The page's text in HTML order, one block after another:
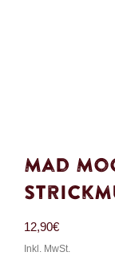
Mad
12,90€
Inkl. MwSt.